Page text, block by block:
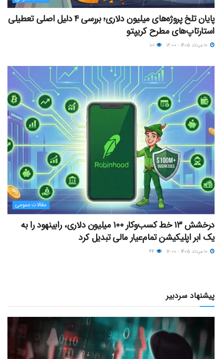
پایان تلخ پروژه‌های میلیون دلاری؛ بررسی ۴ دلیل اصلی تعطیلی
استارتاپ‌های مطرح کریپتو
مقالات عمومی
درخشش ۱۳ خط کسب‌وکار ۱۰۰ میلیون دلاری، رابینهود را به
یک ابر اپلیکیشن تمام‌عیار مالی تبدیل کرد
پیشنهاد سردبیر